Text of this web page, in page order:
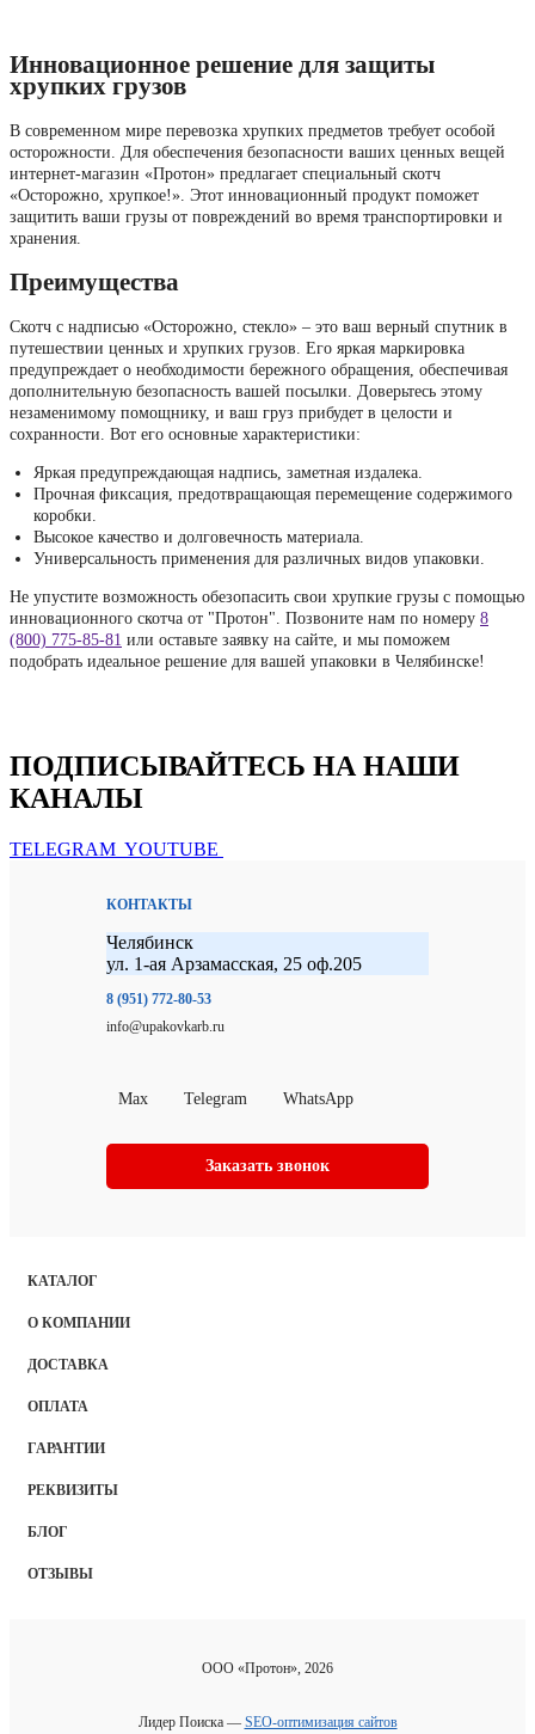
Инновационное решение для защиты
хрупких грузов
В современном мире перевозка хрупких предметов требует особой
осторожности. Для обеспечения безопасности ваших ценных вещей
интернет-магазин «Протон» предлагает специальный скотч
«Осторожно, хрупкое!». Этот инновационный продукт поможет
защитить ваши грузы от повреждений во время транспортировки и
хранения.
Преимущества
Скотч с надписью «Осторожно, стекло» – это ваш верный спутник в
путешествии ценных и хрупких грузов. Его яркая маркировка
предупреждает о необходимости бережного обращения, обеспечивая
дополнительную безопасность вашей посылки. Доверьтесь этому
незаменимому помощнику, и ваш груз прибудет в целости и
сохранности. Вот его основные характеристики:
Яркая предупреждающая надпись, заметная издалека.
Прочная фиксация, предотвращающая перемещение содержимого
коробки.
Высокое качество и долговечность материала.
Универсальность применения для различных видов упаковки.
Не упустите возможность обезопасить свои хрупкие грузы с помощью
инновационного скотча от "Протон". Позвоните нам по номеру 8
(800) 775-85-81 или оставьте заявку на сайте, и мы поможем
подобрать идеальное решение для вашей упаковки в Челябинске!
ПОДПИСЫВАЙТЕСЬ НА НАШИ
КАНАЛЫ
TELEGRAM YOUTUBE
КОНТАКТЫ
Челябинск
ул. 1-ая Арзамасская, 25 оф.205
8 (951) 772-80-53
info@upakovkarb.ru
Max Telegram WhatsApp
Заказать звонок
КАТАЛОГ
О КОМПАНИИ
ДОСТАВКА
ОПЛАТА
ГАРАНТИИ
РЕКВИЗИТЫ
БЛОГ
ОТЗЫВЫ
ООО «Протон», 2026
Лидер Поиска — SEO-оптимизация сайтов